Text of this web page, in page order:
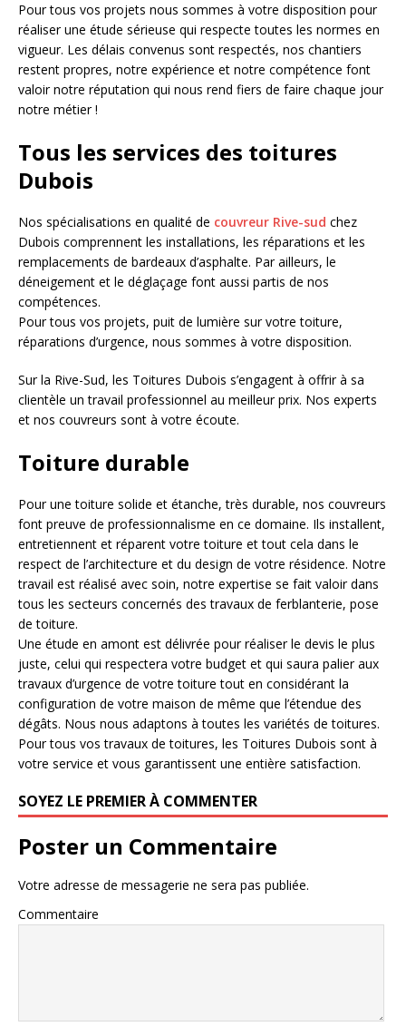
Pour tous vos projets nous sommes à votre disposition pour
réaliser une étude sérieuse qui respecte toutes les normes en
vigueur. Les délais convenus sont respectés, nos chantiers
restent propres, notre expérience et notre compétence font
valoir notre réputation qui nous rend fiers de faire chaque jour
notre métier !
Tous les services des toitures
Dubois
Nos spécialisations en qualité de couvreur Rive-sud chez
Dubois comprennent les installations, les réparations et les
remplacements de bardeaux d’asphalte. Par ailleurs, le
déneigement et le déglaçage font aussi partis de nos
compétences.
Pour tous vos projets, puit de lumière sur votre toiture,
réparations d’urgence, nous sommes à votre disposition.
Sur la Rive-Sud, les Toitures Dubois s’engagent à offrir à sa
clientèle un travail professionnel au meilleur prix. Nos experts
et nos couvreurs sont à votre écoute.
Toiture durable
Pour une toiture solide et étanche, très durable, nos couvreurs
font preuve de professionnalisme en ce domaine. Ils installent,
entretiennent et réparent votre toiture et tout cela dans le
respect de l’architecture et du design de votre résidence. Notre
travail est réalisé avec soin, notre expertise se fait valoir dans
tous les secteurs concernés des travaux de ferblanterie, pose
de toiture.
Une étude en amont est délivrée pour réaliser le devis le plus
juste, celui qui respectera votre budget et qui saura palier aux
travaux d’urgence de votre toiture tout en considérant la
configuration de votre maison de même que l’étendue des
dégâts. Nous nous adaptons à toutes les variétés de toitures.
Pour tous vos travaux de toitures, les Toitures Dubois sont à
votre service et vous garantissent une entière satisfaction.
SOYEZ LE PREMIER À COMMENTER
Poster un Commentaire
Votre adresse de messagerie ne sera pas publiée.
Commentaire